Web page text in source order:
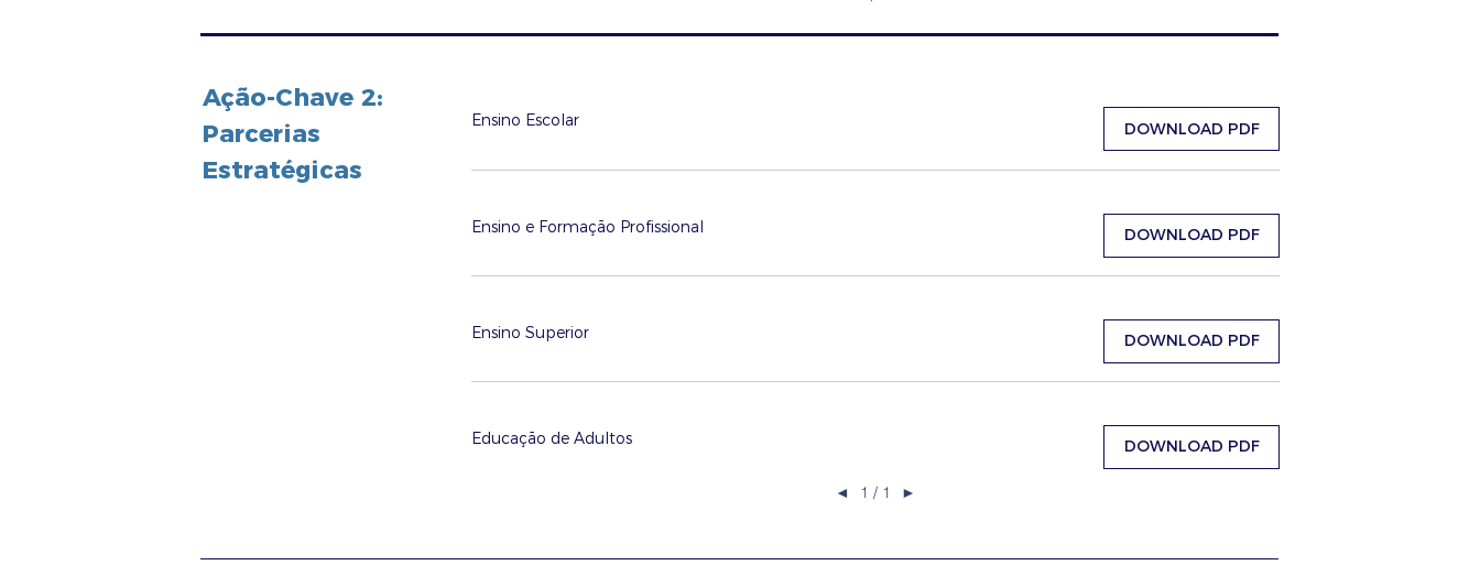
Ação-Chave 2:
Parcerias
Estratégicas
Ensino Escolar DOWNLOAD PDF
Ensino e Formação Profissional DOWNLOAD PDF
Ensino Superior DOWNLOAD PDF
Educação de Adultos DOWNLOAD PDF
◄ 1 / 1 ►